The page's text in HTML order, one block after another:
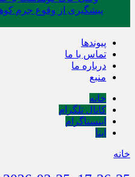
پیشگیری از وقوع جرم
پیوندها
تماس با ما
درباره ما
منبع
خانه
کانال تلگرام
اینستاگرام
ایتا
خانه